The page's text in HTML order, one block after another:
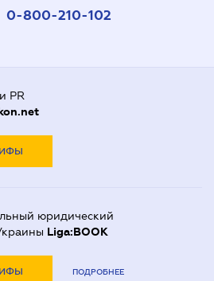
0-800-210-102
PR
юридический
Liga:BOOK
ПОДРОБНЕЕ